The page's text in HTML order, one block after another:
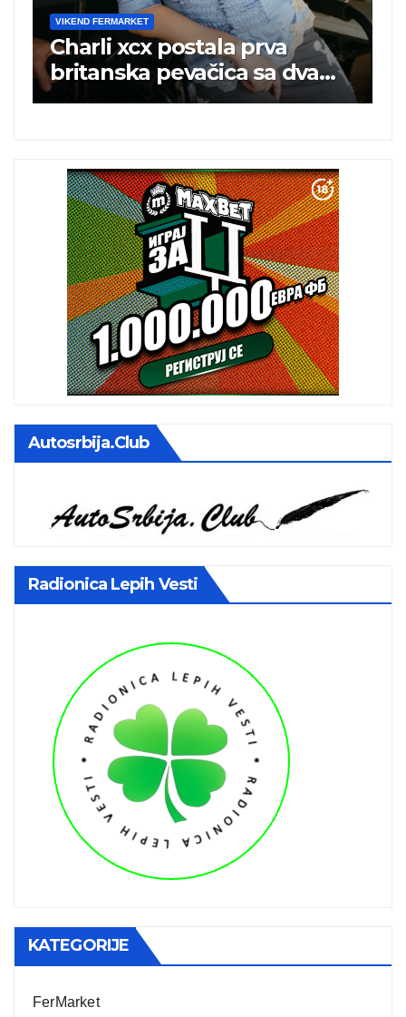
dva
u
VIKEND FERMARKET
Pouzdano poslovanje i
kontinuitet rasta
Autosrbija.club
Radionica Lepih Vesti
KATEGORIJE
FerMarket